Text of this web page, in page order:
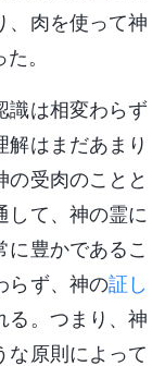
、肉を使って神
。
識は相変わらず
解はまだあまり
の受肉のことと
して、神の霊に
豊かであるこ
らず、神の証し
る。つまり、神
な原則によって